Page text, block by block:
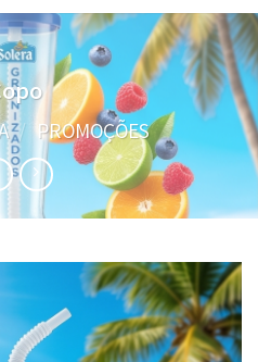
/ PROMOÇÕES